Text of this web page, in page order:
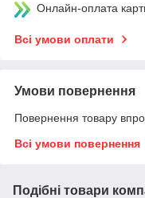
Онлайн-оплата
Всі умови оплати
Умови повернення
Повернення товару
Всі умови повернення
Подібні товари